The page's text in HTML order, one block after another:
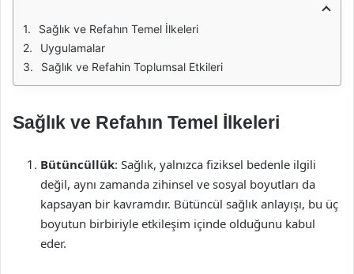
Sağlık ve Refahın Temel İlkeleri
Uygulamalar
Sağlık ve Refahin Toplumsal Etkileri
Sağlık ve Refahın Temel İlkeleri
Bütüncüllük: Sağlık, yalnızca fiziksel bedenle ilgili
değil, aynı zamanda zihinsel ve sosyal boyutları da
kapsayan bir kavramdır. Bütüncül sağlık anlayışı, bu üç
boyutun birbiriyle etkileşim içinde olduğunu kabul
eder.